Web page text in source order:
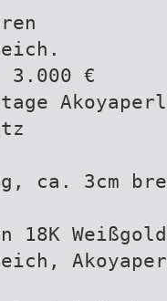
3.000 €
ca. 3cm
18K